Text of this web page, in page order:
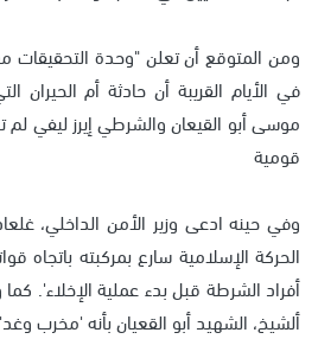
ومن المتوقع أن تعلن "وحدة التحقيقات
في الأيام القريبة أن حادثة أم الحيران
موسى أبو القيعان والشرطي إيرز ليفي
قومية
وفي حينه ادعى وزير الأمن الداخلي،
الحركة الإسلامية سارع بمركبته باتجاه
أفراد الشرطة قبل بدء عملية الإخلاء'.
ألشيخ، الشهيد أبو القعيان بأنه 'مخرب